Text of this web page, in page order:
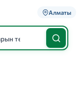
Алматы